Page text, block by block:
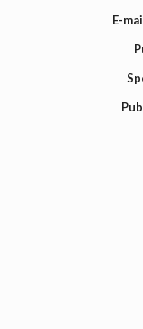
E-